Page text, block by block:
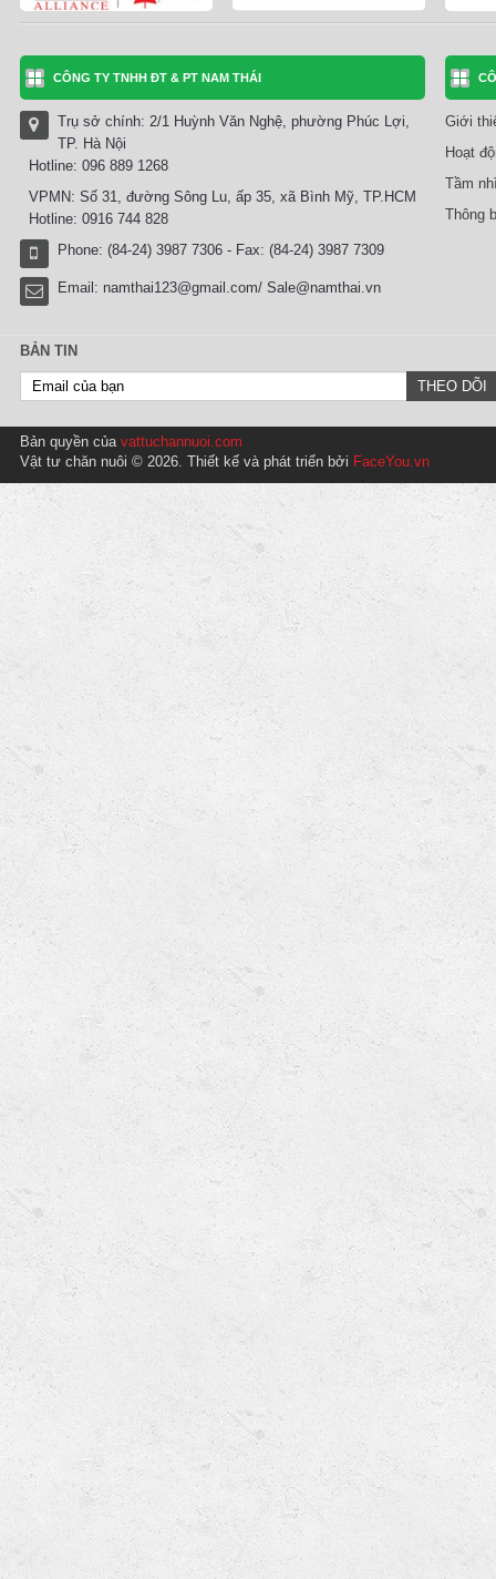
CÔNG TY TNHH ĐT & PT NAM THÁI
Trụ sở chính: 2/1 Huỳnh Văn Nghệ, phường Phúc Lợi,
TP. Hà Nội
Hotline: 096 889 1268
VPMN: Số 31, đường Sông Lu, ấp 35, xã Bình Mỹ, TP.HCM
Hotline: 0916 744 828
Phone: (84-24) 3987 7306 - Fax: (84-24) 3987 7309
Email: namthai123@gmail.com/ Sale@namthai.vn
Giới
Hoạt
Tầm
Thông
BẢN TIN
Bản quyền của vattuchannuoi.com
Vật tư chăn nuôi © 2026. Thiết kế và phát triển bởi FaceYou.vn